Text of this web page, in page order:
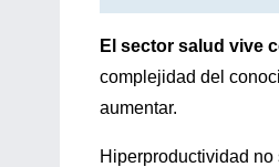
El sector salud vive
complejidad del
aumentar.
Hiperproductividad